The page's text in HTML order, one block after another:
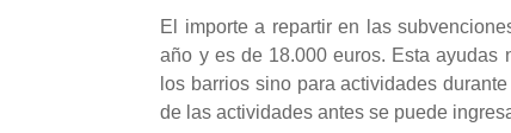
El importe a repartir en las
año y es de 18.000 euros. Esta ayudas
los barrios sino para actividades
de las actividades antes se puede